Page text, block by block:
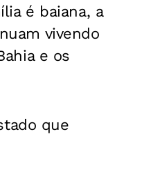
é baiana, a
vivendo
e os
que